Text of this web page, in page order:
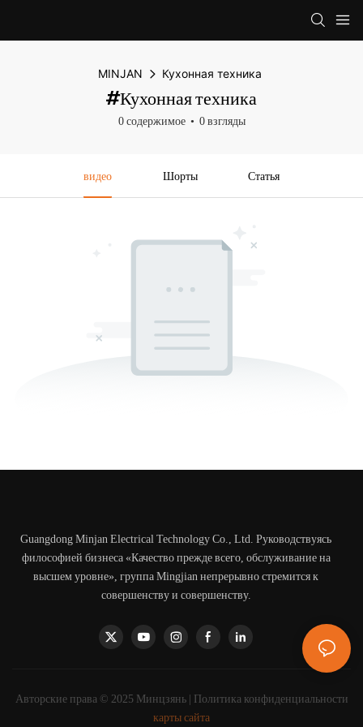
MINJAN Кухонная техника
#Кухонная техника
0 содержимое 0 взгляды
видео Шорты Статья
Guangdong Minjan Electrical Technology Co., Ltd. Руководствуясь
философией бизнеса «Качество прежде всего, обслуживание на
высшем уровне», группа Mingjian непрерывно стремится к
совершенству и совершенству.
Авторские права © 2025 Минцзянь | Политика конфиденциальности
карты сайта